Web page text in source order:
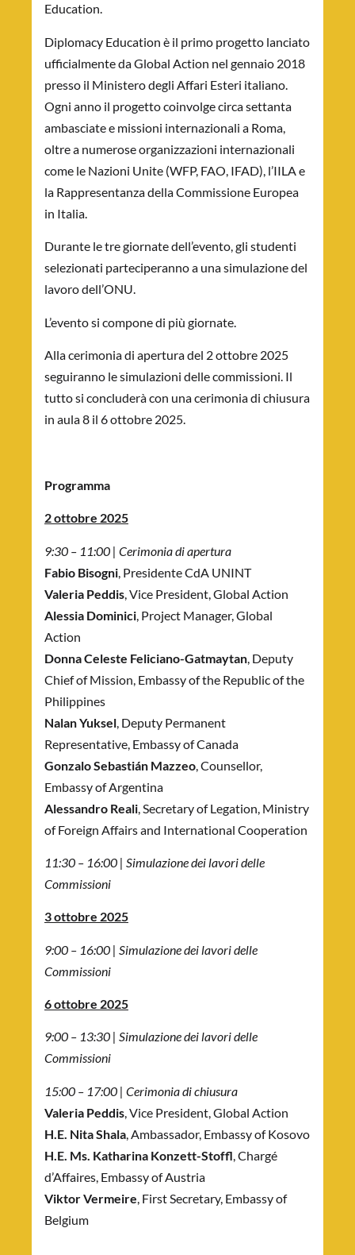
Education.
Diplomacy Education è il primo progetto lanciato
ufficialmente da Global Action nel gennaio 2018
presso il Ministero degli Affari Esteri italiano.
Ogni anno il progetto coinvolge circa settanta
ambasciate e missioni internazionali a Roma,
oltre a numerose organizzazioni internazionali
come le Nazioni Unite (WFP, FAO, IFAD), l’IILA e
la Rappresentanza della Commissione Europea
in Italia.
Durante le tre giornate dell’evento, gli studenti
selezionati parteciperanno a una simulazione del
lavoro dell’ONU.
L’evento si compone di più giornate.
Alla cerimonia di apertura del 2 ottobre 2025
seguiranno le simulazioni delle commissioni. Il
tutto si concluderà con una cerimonia di chiusura
in aula 8 il 6 ottobre 2025.
Programma
2 ottobre 2025
9:30 – 11:00 | Cerimonia di apertura
Fabio Bisogni , Presidente CdA UNINT
Valeria Peddis , Vice President, Global Action
Alessia Dominici , Project Manager, Global
Action
Donna Celeste Feliciano-Gatmaytan , Deputy
Chief of Mission, Embassy of the Republic of the
Philippines
Nalan Yuksel , Deputy Permanent
Representative, Embassy of Canada
Gonzalo Sebastián Mazzeo , Counsellor,
Embassy of Argentina
Alessandro Reali , Secretary of Legation, Ministry
of Foreign Affairs and International Cooperation
11:30 – 16:00 | Simulazione dei lavori delle
Commissioni
3 ottobre 2025
9:00 – 16:00 | Simulazione dei lavori delle
Commissioni
6 ottobre 2025
9:00 – 13:30 | Simulazione dei lavori delle
Commissioni
15:00 – 17:00 | Cerimonia di chiusura
Valeria Peddis, Vice President, Global Action
H.E. Nita Shala, Ambassador, Embassy of Kosovo
H.E. Ms. Katharina Konzett-Stoffl, Chargé
d’Affaires, Embassy of Austria
Viktor Vermeire, First Secretary, Embassy of
Belgium